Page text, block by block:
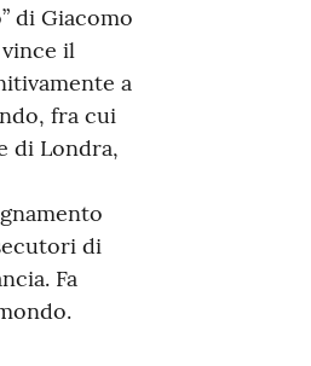
di Giacomo
il
a
fra cui
di Londra,
di
Fa